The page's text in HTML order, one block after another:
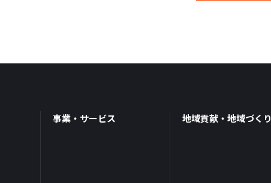
事業・サービス 地域貢献・地域づくり